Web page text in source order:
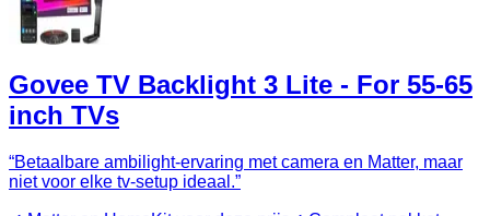
Govee TV Backlight 3 Lite - For 55-65
inch TVs
“Betaalbare ambilight-ervaring met camera en Matter, maar
niet voor elke tv-setup ideaal.”